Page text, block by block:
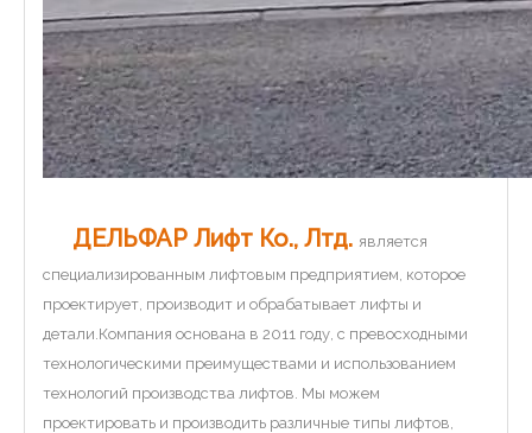
ДЕЛЬФАР Лифт Ко., Лтд. является
специализированным лифтовым предприятием, которое
проектирует, производит и обрабатывает лифты и
детали.Компания основана в 2011 году, с превосходными
технологическими преимуществами и использованием
технологий производства лифтов. Мы можем
проектировать и производить различные типы лифтов,